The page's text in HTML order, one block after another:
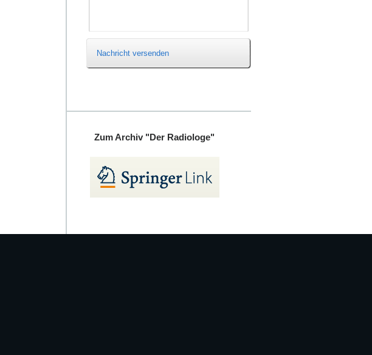
Nachricht versenden
Zum Archiv "Der Radiologe"